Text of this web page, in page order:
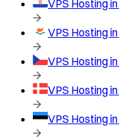
VPS Hosting in
VPS Hosting in
VPS Hosting in
VPS Hosting in
VPS Hosting in